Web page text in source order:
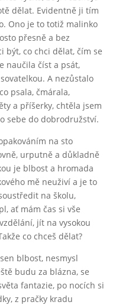
dělat. Evidentně ji tím
Ono je to totiž malinko
přesně a bez
být, co chci dělat, čím se
naučila číst a psát,
A nezůstalo
psala, čmárala,
a příšerky, chtěla jsem
sebe do dobrodružství.
na sto
urputně a důkladně
je blbost a hromada
mě neuživí a je to
na školu,
ať mám čas si vše
jít na vysokou
co chceš dělat?
blbost, nesmysl
budu za blázna, se
fantazie, po nocích si
z pračky kradu